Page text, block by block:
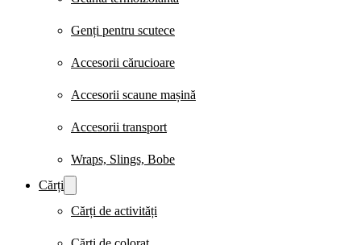
Genți pentru scutece
Accesorii cărucioare
Accesorii scaune mașină
Accesorii transport
Wraps, Slings, Bobe
Cărți
Cărți de activități